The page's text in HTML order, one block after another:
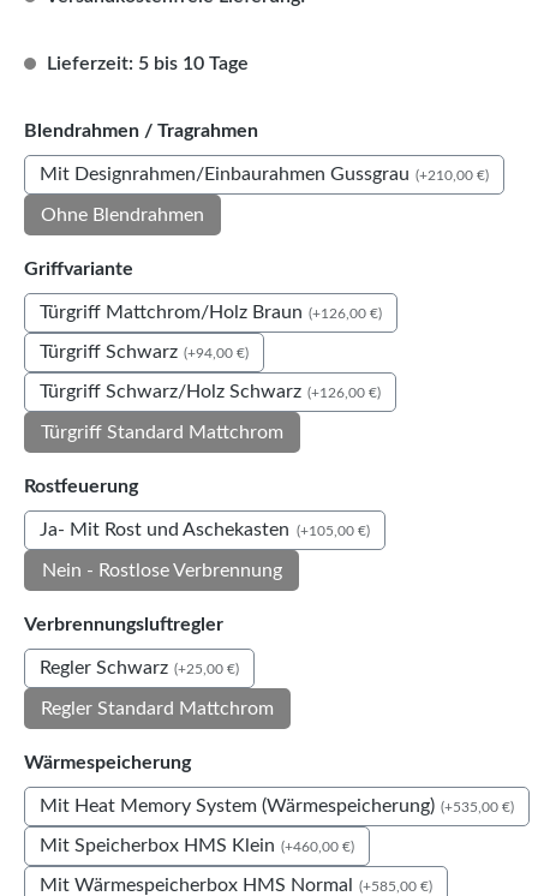
Lieferzeit: 5 bis 10 Tage
Blendrahmen / Tragrahmenauswählen
Mit Designrahmen/Einbaurahmen Gussgrau (+210,00 €)
Ohne Blendrahmen
Griffvariante
Türgriff Mattchrom/Holz Braun (+126,00 €)
Türgriff Schwarz (+94,00 €)
Türgriff Schwarz/Holz Schwarz (+126,00 €)
Türgriff Standard Mattchrom
Rostfeuerungauswählen
Ja- Mit Rost und Aschekasten (+105,00 €)
Nein - Rostlose Verbrennung
Verbrennungsluftreglerauswählen
Regler Schwarz (+25,00 €)
Regler Standard Mattchrom
Wärmespeicherungauswählen
Mit Heat Memory System (Wärmespeicherung) (+535,00 €)
Mit Speicherbox HMS Klein (+460,00 €)
Mit Wärmespeicherbox HMS Normal (+585,00 €)